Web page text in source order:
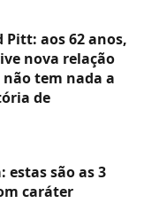
aos 62 anos,
nova relação
tem nada a
de
estas são as 3
caráter